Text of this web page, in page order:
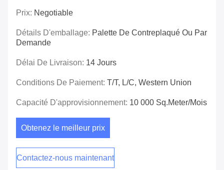
Prix: Negotiable
Détails D'emballage: Palette De Contreplaqué Ou Par
Demande
Délai De Livraison: 14 Jours
Conditions De Paiement: T/T, L/C, Western Union
Capacité D'approvisionnement: 10 000 Sq.meter/mois
Obtenez le meilleur prix
Contactez-nous maintenant